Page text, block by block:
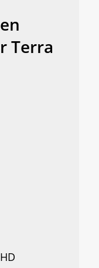
Terra